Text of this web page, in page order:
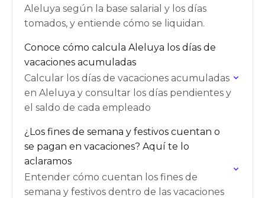
Aleluya según la base salarial y los días
tomados, y entiende cómo se liquidan.
Conoce cómo calcula Aleluya los días de
vacaciones acumuladas
Calcular los días de vacaciones acumuladas
en Aleluya y consultar los días pendientes y
el saldo de cada empleado
¿Los fines de semana y festivos cuentan o
se pagan en vacaciones? Aquí te lo
aclaramos
Entender cómo cuentan los fines de
semana y festivos dentro de las vacaciones